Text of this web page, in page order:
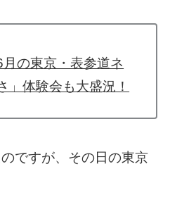
月の東京・表参道ネ
」体験会も大盛況！
ですが、その日の東京